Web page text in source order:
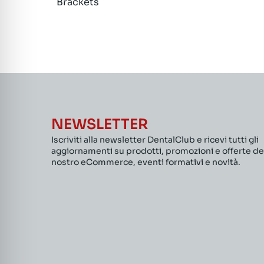
NEWSLETTER
Iscriviti alla newsletter DentalClub e ricevi tutti gli
aggiornamenti su prodotti, promozioni e offerte
nostro eCommerce, eventi formativi e novità.